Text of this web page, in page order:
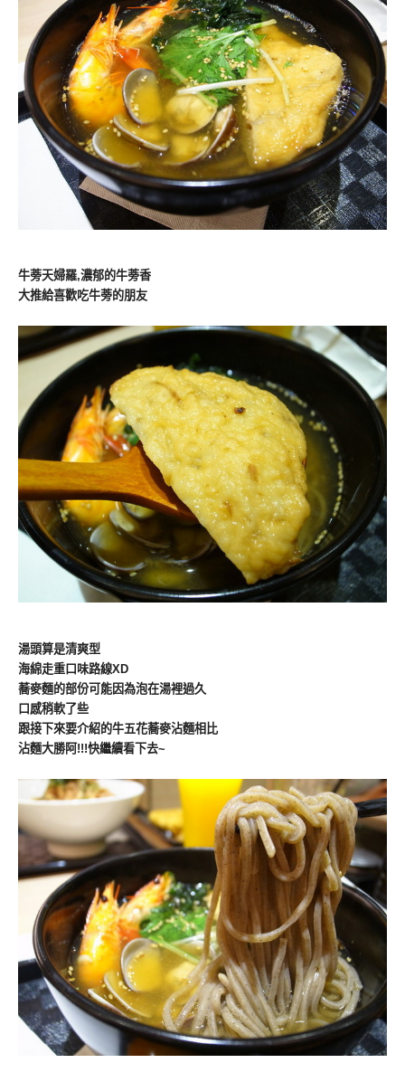
牛蒡天婦羅,濃郁的牛蒡香
大推給喜歡吃牛蒡的朋友
湯頭算是清爽型
海綿走重口味路線XD
蕎麥麵的部份可能因為泡在湯裡過久
口感稍軟了些
跟接下來要介紹的牛五花蕎麥沾麵相比
沾麵大勝阿!!!快繼續看下去~